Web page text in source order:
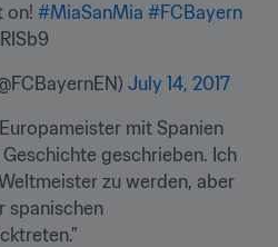
on! #MiaSanMia #FCBayern
July 14, 2017
mit Spanien
geschrieben. Ich
zu werden, aber
spanischen